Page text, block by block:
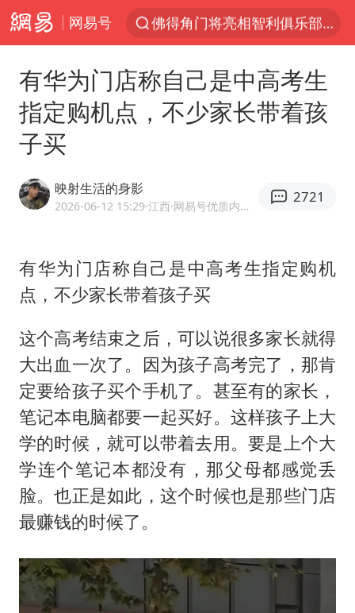
网易号
以“新”破局 首发经济点亮城市消费活力
看守所辅警收受10万获刑1年
宇树科技发行价格150.80元/股
CIA被曝已秘密设立古巴工作组
吉林一“温度计大楼”读数爆表
“深圳地面沉降致车辆损坏”不实
泰国一女公务员妆容引争议 本人回应
80后女柜员逆袭成4200亿银行副行长
27岁女子成组织卖淫集团主犯被通缉
24小时不关空调 电费会更低吗
东方甄选被判赔偿江小白30万元
有华为门店称自己是中高考生
指定购机点，不少家长带着孩
子买
映射生活的身影
2026-06-12 15:29·江西 ·网易号优质内容创作者
2721
有华为门店称自己是中高考生指定购机
点，不少家长带着孩子买
这个高考结束之后，可以说很多家长就得
大出血一次了。因为孩子高考完了，那肯
定要给孩子买个手机了。甚至有的家长，
笔记本电脑都要一起买好。这样孩子上大
学的时候，就可以带着去用。要是上个大
学连个笔记本都没有，那父母都感觉丢
脸。也正是如此，这个时候也是那些门店
最赚钱的时候了。